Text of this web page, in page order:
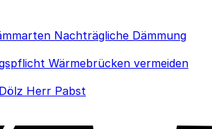
Nachträgliche Dämmung
Wärmebrücken vermeiden
Herr Pabst